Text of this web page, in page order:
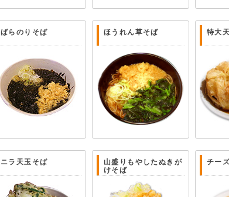
ばらのりそば ほうれん草そば 特大
ニラ天玉そば
山盛りもやしたぬきが
けそば
チー